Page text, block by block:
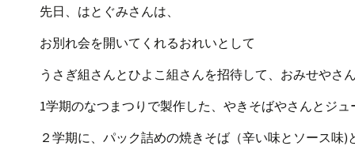
先日、はとぐみさんは、
お別れ会を開いてくれるおれいとして
うさぎ組さんとひよこ組さんを招待して、おみせやさ
1学期のなつまつりで製作した、やきそばやさんとジ
２学期に、パック詰めの焼きそば（辛い味とソース味)